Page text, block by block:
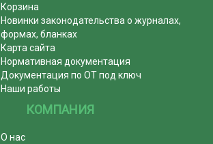
Корзина
Новинки законодательства о журналах,
формах, бланках
Карта сайта
Нормативная документация
Документация по ОТ под ключ
Наши работы
КОМПАНИЯ
О нас